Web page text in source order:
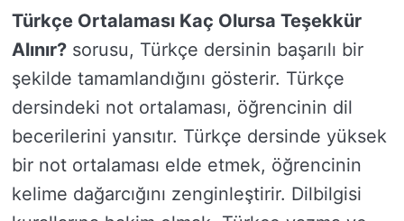
Türkçe Ortalaması Kaç Olursa Teşekkür
Alınır? sorusu, Türkçe dersinin başarılı bir
şekilde tamamlandığını gösterir. Türkçe
dersindeki not ortalaması, öğrencinin dil
becerilerini yansıtır. Türkçe dersinde yüksek
bir not ortalaması elde etmek, öğrencinin
kelime dağarcığını zenginleştirir. Dilbilgisi